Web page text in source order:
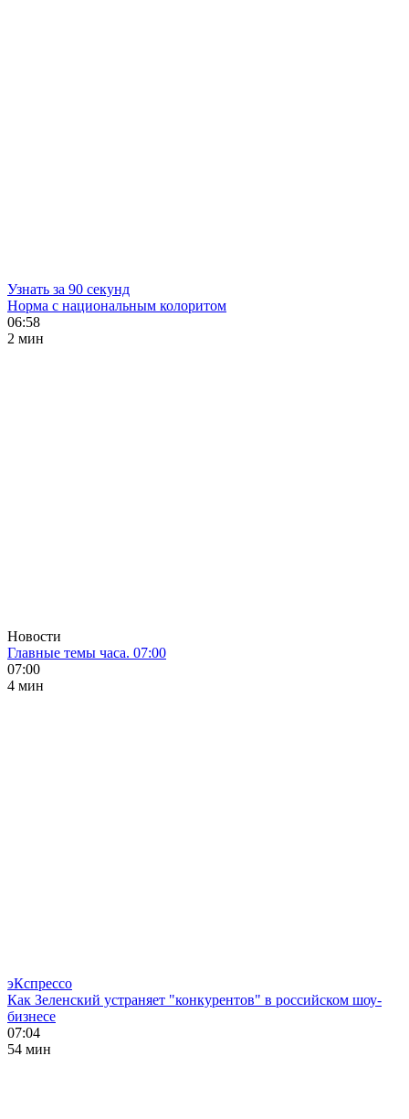
Узнать за 90 секунд
Норма с национальным колоритом
06:58
2 мин
Новости
Главные темы часа. 07:00
07:00
4 мин
эКспрессо
Как Зеленский устраняет "конкурентов" в российском шоу-
бизнесе
07:04
54 мин